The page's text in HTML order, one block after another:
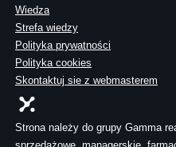
Wiedza
Strefa wiedzy
Polityka prywatności
Polityka cookies
Skontaktuj sie z webmasterem
Strona należy do grupy Gamma